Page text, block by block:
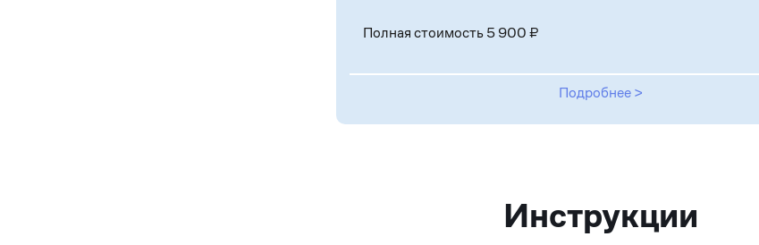
Полная стоимость 5 900 ₽
Подробнее >
Инструкции